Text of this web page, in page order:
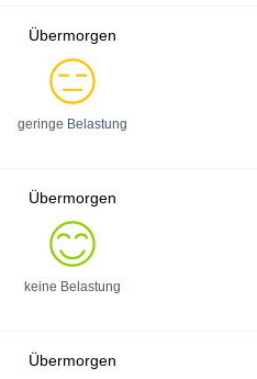
Übermorgen
geringe Belastung
Übermorgen
keine Belastung
Übermorgen